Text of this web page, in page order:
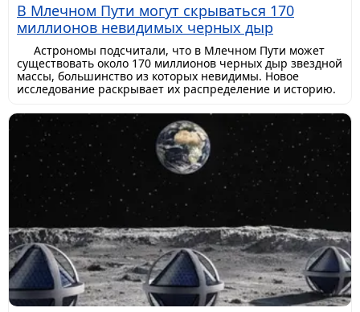
В Млечном Пути могут скрываться 170
миллионов невидимых черных дыр
Астрономы подсчитали, что в Млечном Пути может
существовать около 170 миллионов черных дыр звездной
массы, большинство из которых невидимы. Новое
исследование раскрывает их распределение и историю.